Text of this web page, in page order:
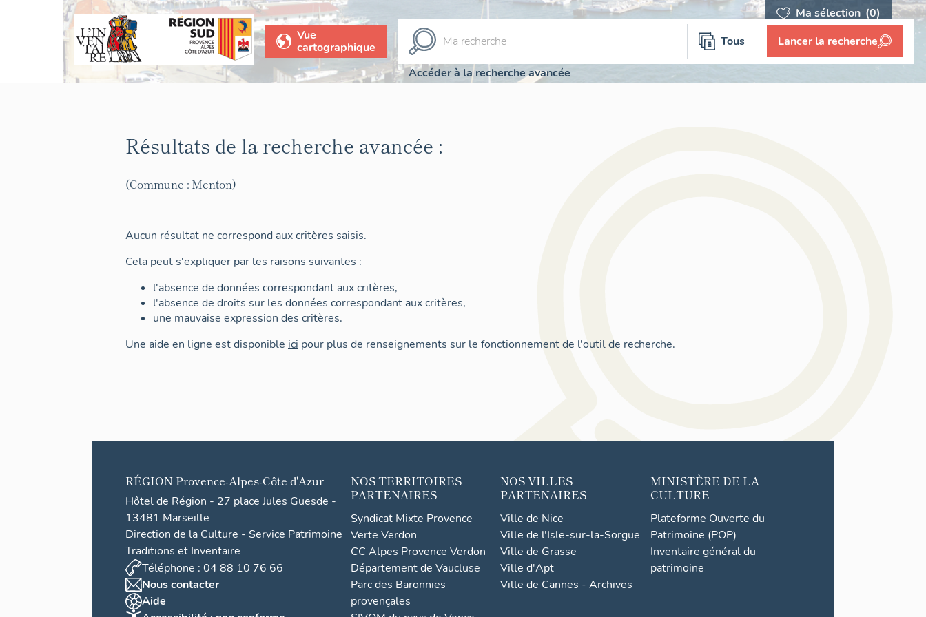
Ma sélection (0)
Vue
cartographique
Tous Lancer la recherche
Accéder à la recherche avancée
Résultats de la recherche avancée :
(Commune : Menton)
Aucun résultat ne correspond aux critères saisis.
Cela peut s'expliquer par les raisons suivantes :
l'absence de données correspondant aux critères,
l'absence de droits sur les données correspondant aux critères,
une mauvaise expression des critères.
Une aide en ligne est disponible ici pour plus de renseignements sur le fonctionnement de l'outil de recherche.
RÉGION Provence-Alpes-Côte d'Azur
Hôtel de Région - 27 place Jules Guesde -
13481 Marseille
Direction de la Culture - Service Patrimoine
Traditions et Inventaire
Téléphone : 04 88 10 76 66
Nous contacter
Aide
NOS TERRITOIRES
PARTENAIRES
Syndicat Mixte Provence
Verte Verdon
CC Alpes Provence Verdon
Département de Vaucluse
Parc des Baronnies
provençales
NOS VILLES
PARTENAIRES
Ville de Nice
Ville de l'Isle-sur-la-Sorgue
Ville de Grasse
Ville d'Apt
Ville de Cannes - Archives
MINISTÈRE DE LA
CULTURE
Plateforme Ouverte du
Patrimoine (POP)
Inventaire général du
patrimoine